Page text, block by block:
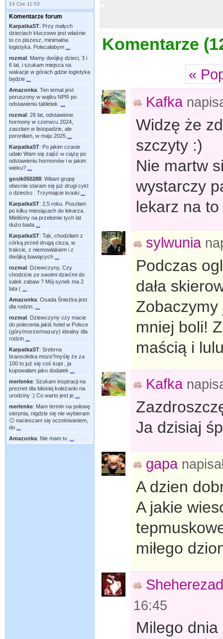
14 Cze 11:53
Komentarze forum
KarpatkaST: Przy małych
dzieciach kluczowe jest właśnie
to co piszesz, minimalna
logistyka. Polecałabym
rozmal: Mamy dwójkę dzieci, 3 i
6 lat, i szukam miejsca na
wakacje w górach gdzie logistyka
będzie
Amazonka: Ten temat jest
poruszony w wątku NPR po
odstawieniu tabletek.
rozmal: 26 lat, odstawione
hormony w czerwcu 2024,
zaszłam w listopadzie, ale
poroniłam, w maju 2025
KarpatkaST: Po jakim czasie
udało Wam się zajść w ciążę po
odstawieniu hormonów i w jakim
wieku?
gosik050288: Witam grupę
obecnie staram się już drugi cykl
o dziecko . Trzymajcie kciuki
KarpatkaST: 2,5 roku. Poszłam
po kilku miesiącach do lekarza.
Mieliśmy na przełomie tych lat
dużo bada
KarpatkaST: Tak, chodziłam z
córką przed drugą cisza, w
trakcie, z niemowlakiem i z
dwójką bawiących
rozmal: Dziewczyny, Czy
chodzicie ze swoimi dziećmi do
salek zabaw ? Mój synek ma 2
lata (
Amazonka: Osada Śnieżka jest
dla rodzin.
rozmal: Dziewczyny czy macie
do polecenia jakiś hotel w Polsce
(góry/morze/mazury) idealny dla
rodzin
KarpatkaST: Srebrna
bransoletka moze?myślę że za
100 to już się coś kupi , ja
kupowałam jako dodatek
merlenke: Szukam inspiracji na
preznet dla bliskiej koleżanki na
urodziny :) Co warto jest je
merlenke: Mam termin na połowę
sierpnia, nigdzie się nie wybieram
🙂 nacieszam się oczekiwaniem,
do
Amazonka: Nie mam tv.
Komentarze (
«
Kafka
Widzę że
szczyty :)
Nie martw
wystarczy
lekarz na to
sylwunia
Podczas
dała
mniej boli!
maścią i
Kafka
Ja dzisiaj
gapa
A dzien
A jakie
miłego
16:45
Milego